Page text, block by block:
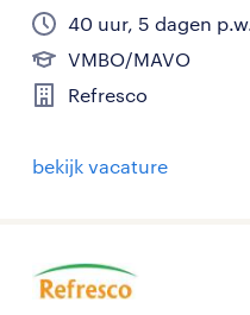
40 uur, 5 dagen p.w.
VMBO/MAVO
Refresco
bekijk vacature